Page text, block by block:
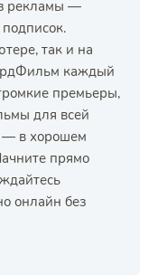
рекламы —
так и на
каждый
премьеры,
для всей
— в хорошем
прямо
онлайн без